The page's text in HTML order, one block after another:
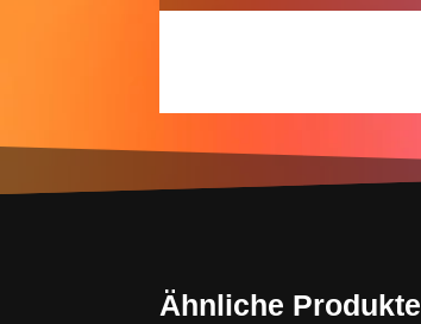
Ähnliche Produkte